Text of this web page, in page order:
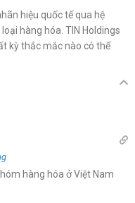
hiệu quốc tế qua hệ
hàng hóa. TIN Holdings
kỳ thắc mắc nào có thể
hàng hóa ở Việt Nam